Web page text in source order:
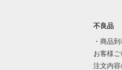
不良品
・商品
お客様
注文内容